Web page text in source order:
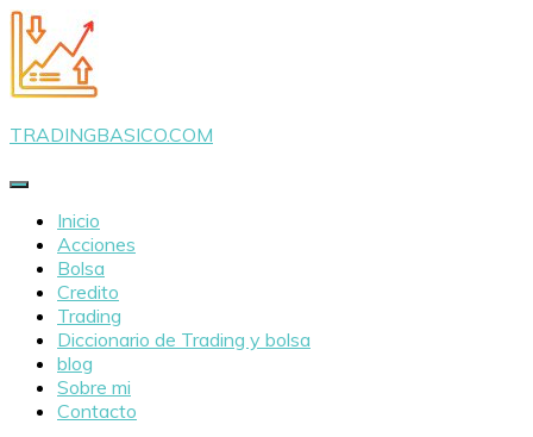
Saltar
al
contenido
TRADINGBASICO.COM
Inicio
Acciones
Bolsa
Credito
Trading
Diccionario de Trading y bolsa
blog
Sobre mi
Contacto